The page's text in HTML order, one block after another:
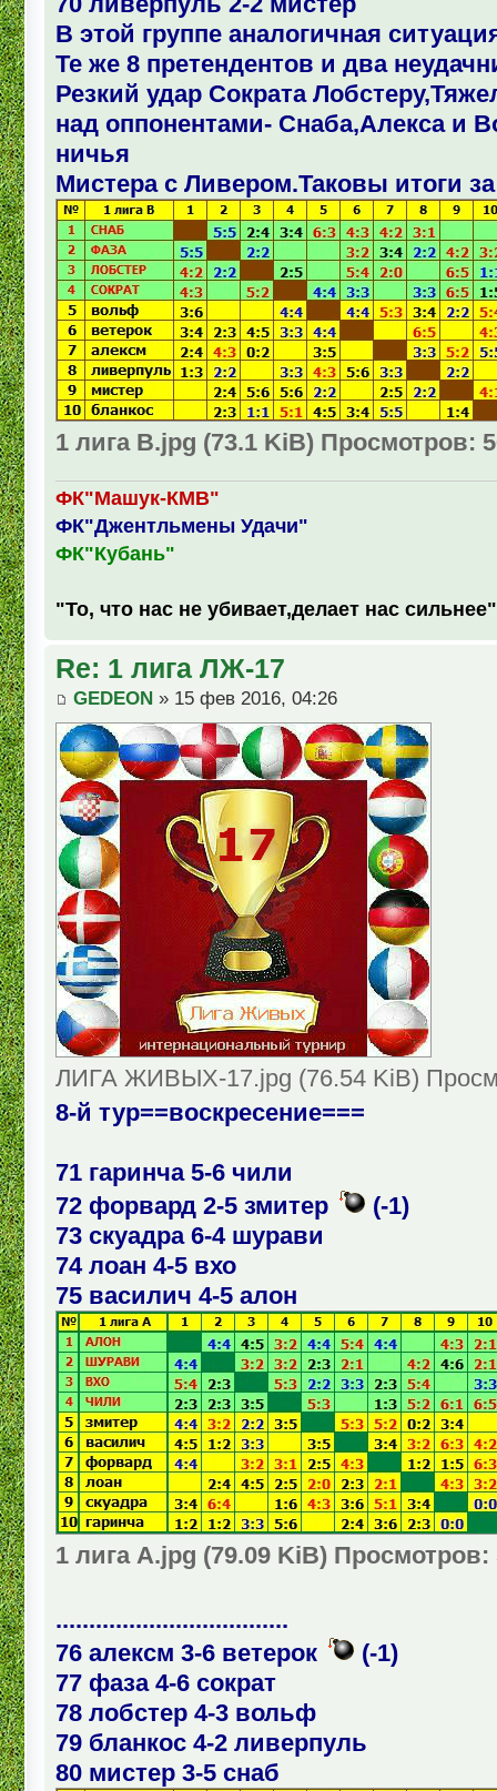
В этой группе аналогичная
Те же 8 претендентов и два
Резкий удар Сократа
над оппонентами- Снаба,Алекса и
ничья
Мистера с Ливером.Таковы итоги
1 лига В.jpg (73.1 KiB) Просмотров:
ФК"Машук-КМВ"
ФК"Джентльмены Удачи"
ФК"Кубань"
"То, что нас не убивает,делает нас сильнее"
Re: 1 лига ЛЖ-17
GEDEON » 15 фев 2016, 04:26
ЛИГА ЖИВЫХ-17.jpg (76.54 KiB)
8-й тур==воскресение===
71 гаринча 5-6 чили
72 форвард 2-5 змитер
(-1)
73 скуадра 6-4 шурави
74 лоан 4-5 вхо
75 василич 4-5 алон
1 лига А.jpg (79.09 KiB) Просмотров:
...................................
76 алексм 3-6 ветерок
(-1)
77 фаза 4-6 сократ
78 лобстер 4-3 вольф
79 бланкос 4-2 ливерпуль
80 мистер 3-5 снаб